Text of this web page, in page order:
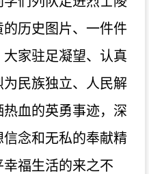
历史图片、一件件
家驻足凝望、认真
民族独立、人民解
血的英勇事迹，深
念和无私的奉献精
福生活的来之不